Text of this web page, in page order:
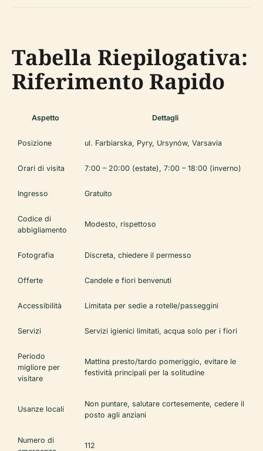
Tabella Riepilogativa:
Riferimento Rapido
Aspetto Dettagli
Posizione ul. Farbiarska, Pyry, Ursynów, Varsavia
Orari di visita 7:00 – 20:00 (estate), 7:00 – 18:00 (inverno)
Ingresso Gratuito
Codice di
abbigliamento
Modesto, rispettoso
Fotografia Discreta, chiedere il permesso
Offerte Candele e fiori benvenuti
Accessibilità Limitata per sedie a rotelle/passeggini
Servizi Servizi igienici limitati, acqua solo per i fiori
Periodo
migliore per
visitare
Mattina presto/tardo pomeriggio, evitare le
festività principali per la solitudine
Usanze locali
Non puntare, salutare cortesemente, cedere il
posto agli anziani
Numero di
112